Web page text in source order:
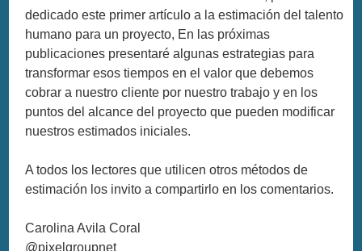
dedicado este primer artículo a la estimación del talento
humano para un proyecto, En las próximas
publicaciones presentaré algunas estrategias para
transformar esos tiempos en el valor que debemos
cobrar a nuestro cliente por nuestro trabajo y en los
puntos del alcance del proyecto que pueden modificar
nuestros estimados iniciales.
A todos los lectores que utilicen otros métodos de
estimación los invito a compartirlo en los comentarios.
Carolina Avila Coral
@pixelgroupnet